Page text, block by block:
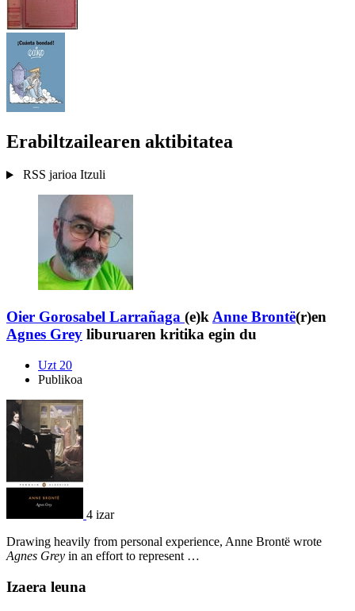
Erabiltzailearen aktibitatea
RSS jarioa Itzuli
Oier Gorosabel Larrañaga (e)k Anne Brontë(r)en
Agnes Grey liburuaren kritika egin du
Uzt 20
Publikoa
4 izar
Drawing heavily from personal experience, Anne Brontë wrote
Agnes Grey in an effort to represent …
Izaera leuna